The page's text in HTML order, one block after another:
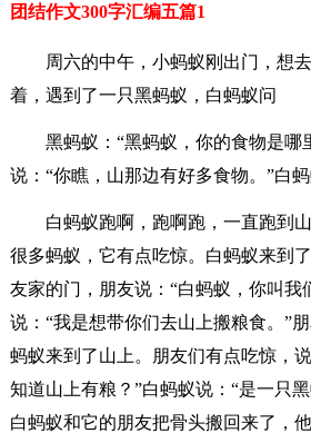
团结作文300字汇编五篇1
周六的中午，小蚂蚁刚出门，想
着，遇到了一只黑蚂蚁，白蚂蚁问
黑蚂蚁：“黑蚂蚁，你的食物是哪
说：“你瞧，山那边有好多食物。”白
白蚂蚁跑啊，跑啊跑，一直跑到
很多蚂蚁，它有点吃惊。白蚂蚁来到
友家的门，朋友说：“白蚂蚁，你叫我
说：“我是想带你们去山上搬粮食。”
蚂蚁来到了山上。朋友们有点吃惊，
知道山上有粮？”白蚂蚁说：“是一只
白蚂蚁和它的朋友把骨头搬回来了，